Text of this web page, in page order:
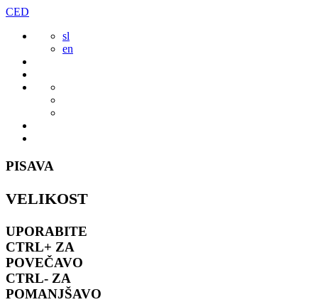
Preskoči
vsebine
CED
sl
en
PISAVA
VELIKOST
UPORABITE
CTRL+ ZA
POVEČAVO
CTRL- ZA
POMANJŠAVO